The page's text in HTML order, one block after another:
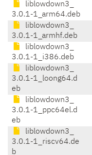
liblowdown3_
3.0.1-1_arm64.deb
liblowdown3_
3.0.1-1_armhf.deb
liblowdown3_
3.0.1-1_i386.deb
liblowdown3_
3.0.1-1_loong64.d
eb
liblowdown3_
3.0.1-1_ppc64el.d
eb
liblowdown3_
3.0.1-1_riscv64.de
b